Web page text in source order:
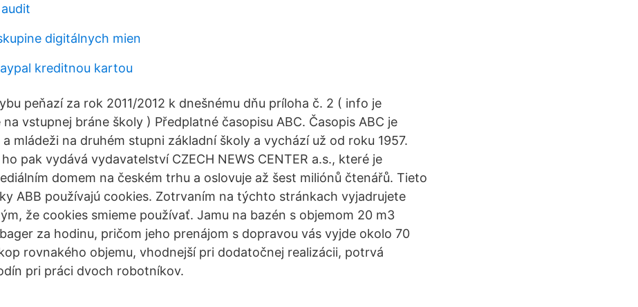
digitálnych mien
kreditnou kartou
peňazí za rok 2011/2012 k dnešnému dňu príloha č. 2 ( info je
vstupnej bráne školy ) Předplatné časopisu ABC. Časopis ABC je
mládeži na druhém stupni základní školy a vychází už od roku 1957.
pak vydává vydavatelství CZECH NEWS CENTER a.s., které je
domem na českém trhu a oslovuje až šest miliónů čtenářů. Tieto
ABB používajú cookies. Zotrvaním na týchto stránkach vyjadrujete
že cookies smieme používať. Jamu na bazén s objemom 20 m3
za hodinu, pričom jeho prenájom s dopravou vás vyjde okolo 70
rovnakého objemu, vhodnejší pri dodatočnej realizácii, potrvá
pri práci dvoch robotníkov.